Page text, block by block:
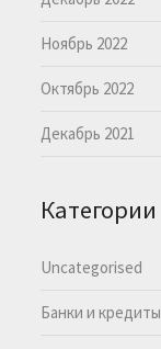
Ноябрь 2022
Октябрь 2022
Декабрь 2021
Категории
Uncategorised
Банки и кредиты